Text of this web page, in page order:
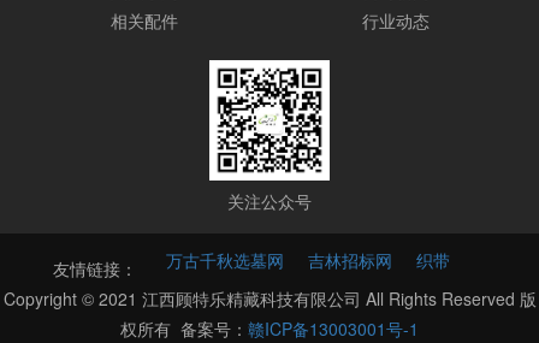
相关配件
行业动态
关注公众号
友情链接： 万古千秋选墓网 吉林招标网
织带
Copyright © 2021 江西顾特乐精藏科技有限公司 All Rights Reserved 版
权所有 备案号： 赣ICP备13003001号-1